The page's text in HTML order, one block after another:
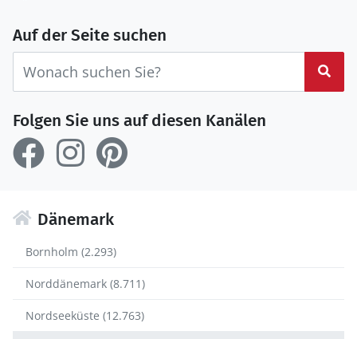
Auf der Seite suchen
Folgen Sie uns auf diesen Kanälen
Dänemark
Bornholm (2.293)
Norddänemark (8.711)
Nordseeküste (12.763)